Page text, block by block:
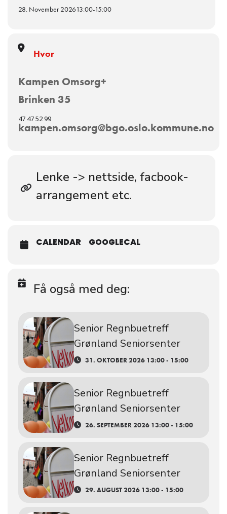
28. November 202613:00-15:00
Hvor
Kampen Omsorg+
Brinken 35
47 47 52 99
kampen.omsorg@bgo.oslo.kommune.no
Lenke -> nettside, facbook-
arrangement etc.
CALENDAR GOOGLECAL
Få også med deg:
Senior Regnbuetreff
Grønland Seniorsenter
31. OKTOBER 2026 13:00 - 15:00
Senior Regnbuetreff
Grønland Seniorsenter
26. SEPTEMBER 2026 13:00 - 15:00
Senior Regnbuetreff
Grønland Seniorsenter
29. AUGUST 2026 13:00 - 15:00